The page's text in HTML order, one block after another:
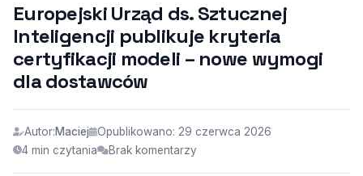
Europejski Urząd ds. Sztucznej
Inteligencji publikuje kryteria
certyfikacji modeli – nowe wymogi
dla dostawców
Autor:Maciej
Opublikowano: 29 czerwca 2026
4 min czytania
Brak komentarzy